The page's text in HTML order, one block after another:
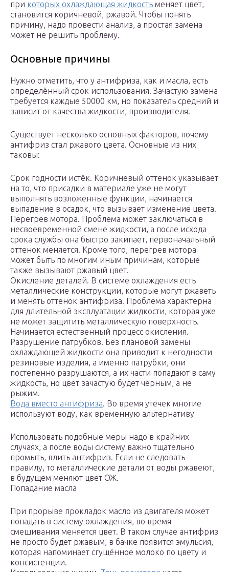
при которых охлаждающая жидкость меняет цвет,
становится коричневой, ржавой. Чтобы понять
причину, надо провести анализ, а простая замена
может не решить проблему.
Основные причины
Нужно отметить, что у антифриза, как и масла, есть
определённый срок использования. Зачастую замена
требуется каждые 50000 км, но показатель средний и
зависит от качества жидкости, производителя.
Существует несколько основных факторов, почему
антифриз стал ржавого цвета. Основные из них
таковы:
Срок годности истёк. Коричневый оттенок указывает
на то, что присадки в материале уже не могут
выполнять возложенные функции, начинается
выпадение в осадок, что вызывает изменение цвета.
Перегрев мотора. Проблема может заключаться в
несвоевременной смене жидкости, а после исхода
срока службы она быстро закипает, первоначальный
оттенок меняется. Кроме того, перегрев мотора
может быть по многим иным причинам, которые
также вызывают ржавый цвет.
Окисление деталей. В системе охлаждения есть
металлические конструкции, которые могут ржаветь
и менять оттенок антифриза. Проблема характерна
для длительной эксплуатации жидкости, которая уже
не может защитить металлическую поверхность.
Начинается естественный процесс окисления.
Разрушение патрубков. Без плановой замены
охлаждающей жидкости она приводит к негодности
резиновые изделия, а именно патрубки, они
постепенно разрушаются, а их части попадают в саму
жидкость, но цвет зачастую будет чёрным, а не
рыжим.
Вода вместо антифриза. Во время утечек многие
используют воду, как временную альтернативу
Использовать подобные меры надо в крайних
случаях, а после воды систему важно тщательно
промыть, влить антифриз. Если не следовать
правилу, то металлические детали от воды ржавеют,
в будущем меняют цвет ОЖ.
Попадание масла
При прорыве прокладок масло из двигателя может
попадать в систему охлаждения, во время
смешивания меняется цвет. В таком случае антифриз
не просто будет ржавым, в бачке появится эмульсия,
которая напоминает сгущённое молоко по цвету и
консистенции.